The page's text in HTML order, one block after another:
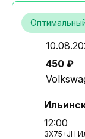
450 ₽
12:00
3X75+JH